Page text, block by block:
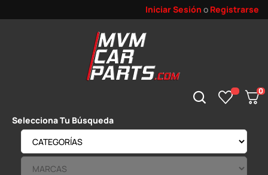
Iniciar Sesión o Registrarse
0
Selecciona Tu Búsqueda